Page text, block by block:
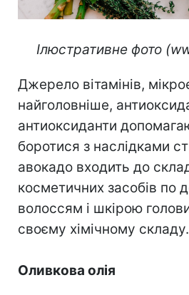
Ілюстративне фото
Джерело вітамінів,
найголовніше,
антиоксиданти
боротися з наслідками
авокадо входить до
косметичних засобів по
волоссям і шкірою
своєму хімічному складу.
Оливкова олія